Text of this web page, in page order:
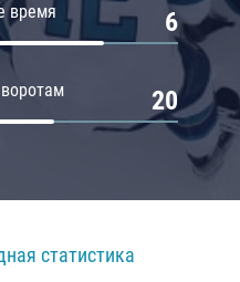
время 6
20
статистика